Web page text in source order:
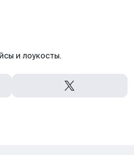
и лоукосты.